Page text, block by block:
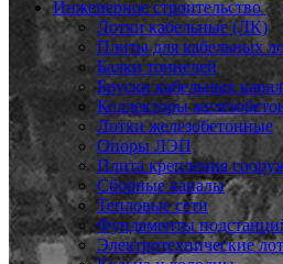
Инженерное строительство
Лотки кабельные (ЛК)
Плиты для кабельных
Балки тоннелей
Бруски кабельных
Коллекторы
Лотки железобетонные
Опоры ЛЭП
Плита крепления
Сборные каналы
Тепловые сети
Фундаменты
Электротехнические